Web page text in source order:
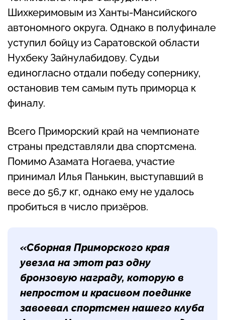
Шихкеримовым из Ханты-Мансийского
автономного округа. Однако в полуфинале
уступил бойцу из Саратовской области
Нухбеку Зайнулабидову. Судьи
единогласно отдали победу сопернику,
остановив тем самым путь приморца к
финалу.
Всего Приморский край на чемпионате
страны представляли два спортсмена.
Помимо Азамата Ногаева, участие
принимал Илья Панькин, выступавший в
весе до 56,7 кг, однако ему не удалось
пробиться в число призёров.
«Сборная Приморского края
увезла на этот раз одну
бронзовую награду, которую в
непростом и красивом поединке
завоевал спортсмен нашего клуба